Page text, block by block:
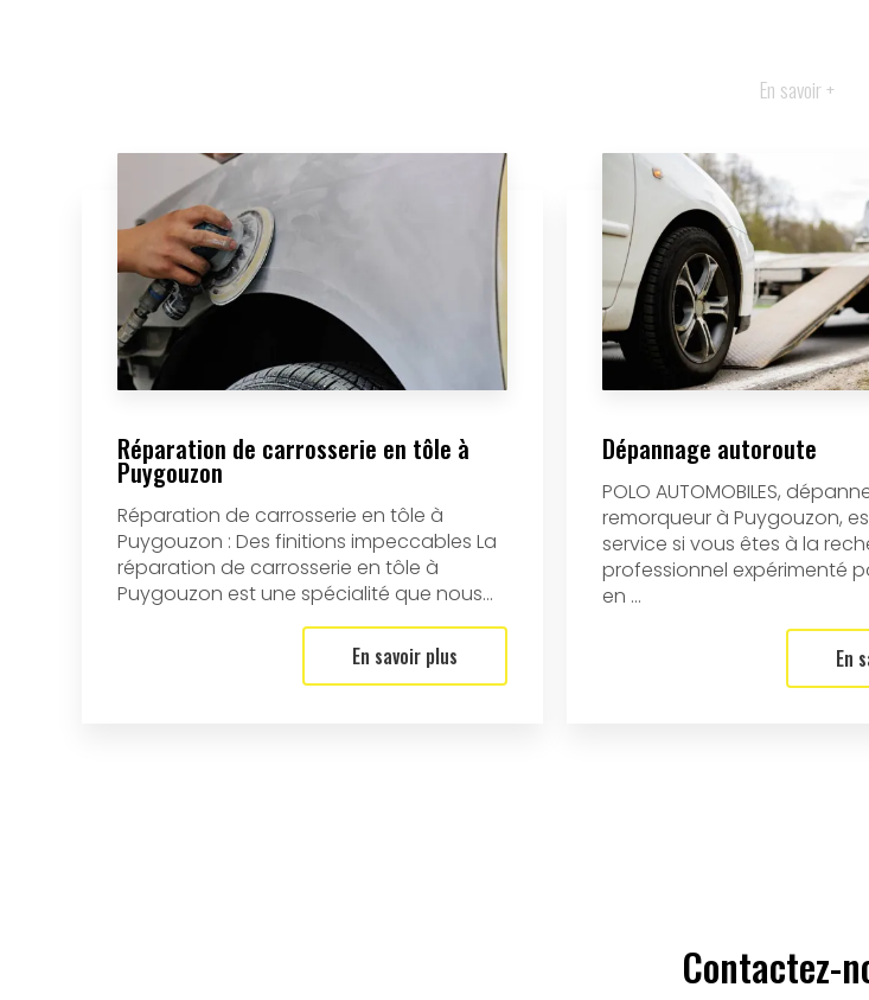
En savoir +
Réparation de carrosserie en tôle à
Puygouzon
Réparation de carrosserie en tôle à
Puygouzon : Des finitions impeccables La
réparation de carrosserie en tôle à
Puygouzon est une spécialité que nous...
En savoir plus
Dépannage autoroute
POLO AUTOMOBILES,
remorqueur à Puygouzon,
service si vous êtes à la
professionnel expérimenté
en ...
En
Contactez-